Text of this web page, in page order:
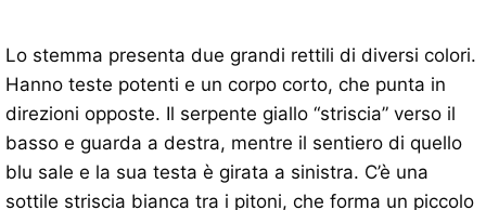
Lo stemma presenta due grandi rettili di diversi colori.
Hanno teste potenti e un corpo corto, che punta in
direzioni opposte. Il serpente giallo “striscia” verso il
basso e guarda a destra, mentre il sentiero di quello
blu sale e la sua testa è girata a sinistra. C’è una
sottile striscia bianca tra i pitoni, che forma un piccolo